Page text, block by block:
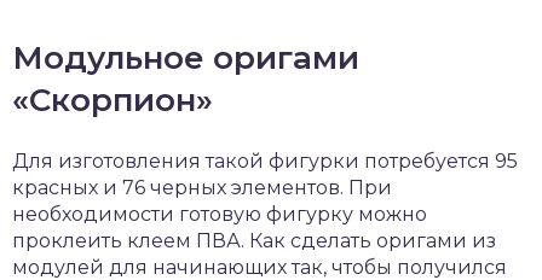
Модульное оригами
«Скорпион»
Для изготовления такой фигурки потребуется 95
красных и 76 черных элементов. При
необходимости готовую фигурку можно
проклеить клеем ПВА. Как сделать оригами из
модулей для начинающих так, чтобы получился